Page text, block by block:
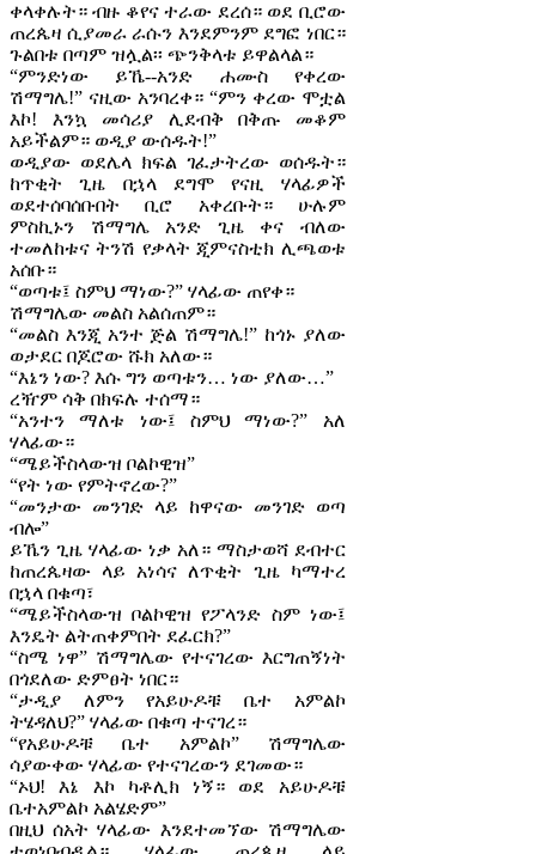
ቀላቀሉት። ብዙ ቆየና ተራው ደረሰ። ወደ ቢሮው
ጠረጴዛ ሲያመራ ራሱን እንደምንም ደግፎ ነበር።
ጉልበቱ በጣም ዝሏል፡፡ ጭንቅላቱ ይዋልላል።
“ምንድነው ይኼ--አንድ ሐሙስ የቀረው
ሽማግሌ!” ናዚው አንባረቀ። “ምን ቀረው ሞቷል
እኮ! እንኳ መሳሪያ ሊደብቅ በቅጡ መቆም
አይችልም። ወዲያ ውሰዱት!”
ወዲያው ወደሌላ ክፍል ገፈታትረው ወሰዱት።
ከጥቂት ጊዜ በኋላ ደግሞ የናዚ ሃላፊዎች
ወደተሰባሰቡበት ቢሮ አቀረቡት። ሁሉም
ምስኪኑን ሽማግሌ አንድ ጊዜ ቀና ብለው
ተመለከቱና ትንሽ የቃላት ጂምናስቲክ ሊጫወቱ
አሰቡ።
“ወጣቱ፤ ስምህ ማነው?” ሃላፊው ጠየቀ።
ሽማግሌው መልስ አልሰጠም።
“መልስ እንጂ አንተ ጅል ሽማግሌ!” ከጎኑ ያለው
ወታደር በጆሮው ሹክ አለው።
“እኔን ነው? እሱ ግን ወጣቱን… ነው ያለው…”
ረዥም ሳቅ በክፍሉ ተሰማ።
“አንተን ማለቱ ነው፤ ስምህ ማነው?” አለ
ሃላፊው።
“ሜይችስላውዝ ቦልኮዊዝ”
“የት ነው የምትኖረው?”
“መንታው መንገድ ላይ ከዋናው መንገድ ወጣ
ብሎ”
ይኼን ጊዜ ሃላፊው ነቃ አለ። ማስታወሻ ደብተር
ከጠረጴዛው ላይ አነሳና ለጥቂት ጊዜ ካማተረ
በኋላ በቁጣ፣
“ሜይችስላውዝ ቦልኮዊዝ የፖላንድ ስም ነው፤
እንዴት ልትጠቀምበት ደፈርክ?”
“ስሜ ነዋ” ሽማግሌው የተናገረው እርግጠኝነት
በጎደለው ድምፀት ነበር።
“ታዲያ ለምን የአይሁዶቹ ቤተ አምልኮ
ትሄዳለህ?” ሃላፊው በቁጣ ተናገረ።
“የአይሁዶቹ ቤተ አምልኮ” ሽማግሌው
ሳያውቀው ሃላፊው የተናገረውን ደገመው።
“ኦህ! እኔ እኮ ካቶሊክ ነኝ። ወደ አይሁዶቹ
ቤተአምልኮ አልሄድም”
በዚህ ሰአት ሃላፊው እንደተመኘው ሽማግሌው